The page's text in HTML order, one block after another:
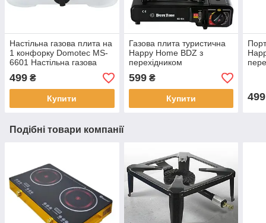
Настільна газова плита на
1 конфорку Domotec MS-
6601 Настільна газова
499 ₴
Купити
Газова плита туристична
Happy Home BDZ з
перехідником
599₴
Купити 499
Подібні товари компанії